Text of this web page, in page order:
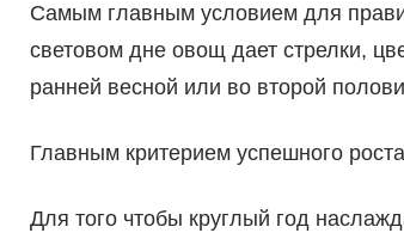
Самым главным условием для
световом дне овощ дает стрелки,
ранней весной или во второй
Главным критерием успешного
Для того чтобы круглый год